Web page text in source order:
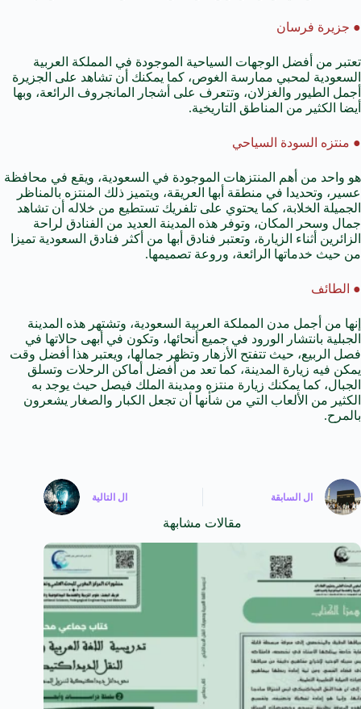
● جزيرة فرسان
تعتبر من أفضل الوجهات السياحية الموجودة في المملكة العربية
السعودية لمحبي ممارسة الغوص، كما يمكنك أن تشاهد على الجزيرة
أجمل الطيور والغزلان، وتتعرف على أشجار المانجروف الرائعة، وبها
أيضا الكثير من المناطق التاريخية.
● منتزه السودة السياحي
هو واحد من أهم المنتزهات الموجودة في السعودية، ويقع في محافظة
عسير، وتحديدا في منطقة أبها العريقة، ويتميز ذلك المنتزه بالمناظر
الجميلة الخلابة، كما يحتوي على تلفريك تستطيع من خلاله أن تشاهد
جمال وسحر المكان، وتوفر هذه المدينة العديد من الفنادق لراحة
الزائرين أثناء الزيارة، وتعتبر فنادق أبها من أكثر فنادق السعودية تميزا
من حيث خدماتها الرائعة، وروعة تصميمها.
● الطائف
إنها من أجمل مدن المملكة العربية السعودية، وتشتهر هذه المدينة
الجبلية بانتشار الورود في جميع أنحائها، وتكون في أبهى حالاتها في
فصل الربيع، حيث تتفتح الأزهار وتظهر جمالها، ويعتبر هذا أفضل وقت
يمكن فيه زيارة المدينة، كما تعد من أفضل أماكن الرحلات وتسلق
الجبال، كما يمكنك زيارة منتزه ومدينة الملك فيصل حيث يوجد به
الكثير من الألعاب التي من شأنها أن تجعل الكبار والصغار يشعرون
بالمرح.
ال السابقة ال التالية
مقالات مشابهة